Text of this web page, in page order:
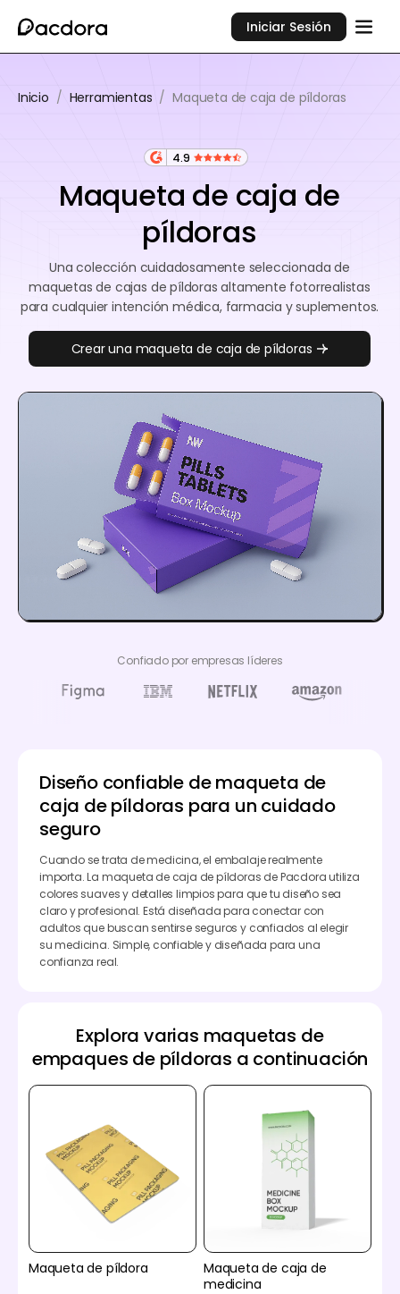
Iniciar Sesión
Inicio / Herramientas / Maqueta de caja de píldoras
4.9
Maqueta de caja de
píldoras
Una colección cuidadosamente seleccionada de
maquetas de cajas de píldoras altamente fotorrealistas
para cualquier intención médica, farmacia y suplementos.
Crear una maqueta de caja de píldoras
Confiado por empresas líderes
Diseño confiable de maqueta de
caja de píldoras para un cuidado
seguro
Cuando se trata de medicina, el embalaje realmente
importa. La maqueta de caja de píldoras de Pacdora utiliza
colores suaves y detalles limpios para que tu diseño sea
claro y profesional. Está diseñada para conectar con
adultos que buscan sentirse seguros y confiados al elegir
su medicina. Simple, confiable y diseñada para una
confianza real.
Explora varias maquetas de
empaques de píldoras a continuación
Maqueta de píldora
Maqueta de caja de
medicina